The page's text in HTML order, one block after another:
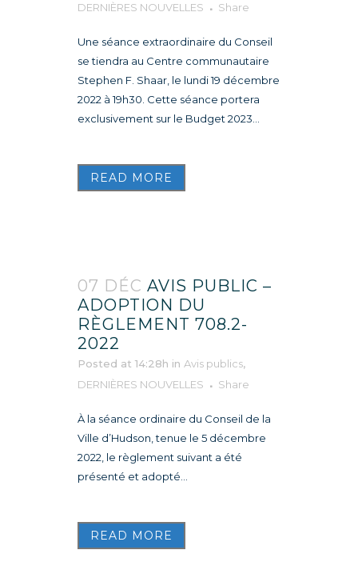
DERNIÈRES NOUVELLES
Share
Une séance extraordinaire du Conseil
se tiendra au Centre communautaire
Stephen F. Shaar, le lundi 19 décembre
2022 à 19h30. Cette séance portera
exclusivement sur le Budget 2023...
READ MORE
07 DÉC AVIS PUBLIC –
ADOPTION DU
RÈGLEMENT 708.2-
2022
Posted at 14:28h in Avis publics,
DERNIÈRES NOUVELLES
Share
À la séance ordinaire du Conseil de la
Ville d’Hudson, tenue le 5 décembre
2022, le règlement suivant a été
présenté et adopté...
READ MORE